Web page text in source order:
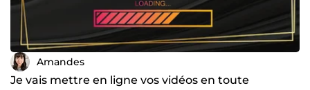
Amandes
Je vais mettre en ligne vos vidéos en toute